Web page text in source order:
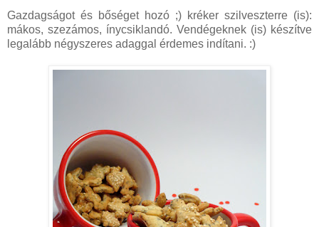
Gazdagságot és bőséget hozó ;) kréker szilveszterre (is):
mákos, szezámos, ínycsiklandó. Vendégeknek (is) készítve
legalább négyszeres adaggal érdemes indítani. :)